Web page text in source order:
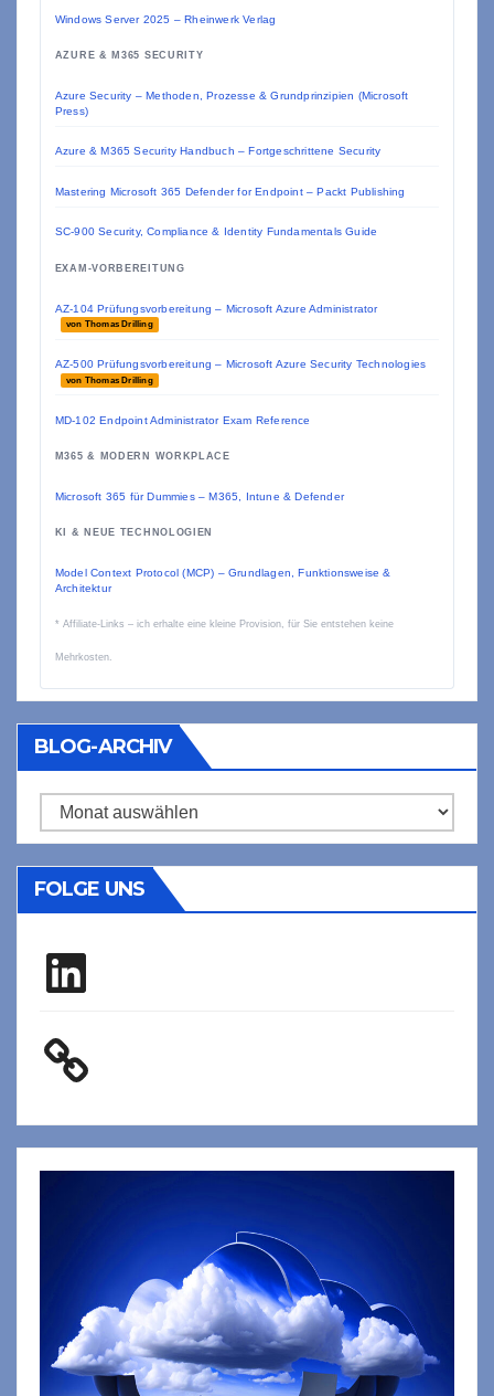
Windows Server 2025 – Rheinwerk Verlag
AZURE & M365 SECURITY
Azure Security – Methoden, Prozesse & Grundprinzipien (Microsoft
Press)
Azure & M365 Security Handbuch – Fortgeschrittene Security
Mastering Microsoft 365 Defender for Endpoint – Packt Publishing
SC-900 Security, Compliance & Identity Fundamentals Guide
EXAM-VORBEREITUNG
AZ-104 Prüfungsvorbereitung – Microsoft Azure Administrator
von Thomas Drilling
AZ-500 Prüfungsvorbereitung – Microsoft Azure Security Technologies
von Thomas Drilling
MD-102 Endpoint Administrator Exam Reference
M365 & MODERN WORKPLACE
Microsoft 365 für Dummies – M365, Intune & Defender
KI & NEUE TECHNOLOGIEN
Model Context Protocol (MCP) – Grundlagen, Funktionsweise &
Architektur
* Affiliate-Links – ich erhalte eine kleine Provision, für Sie entstehen keine
Mehrkosten.
BLOG-ARCHIV
Blog-
Archiv
FOLGE UNS
LinkedIn